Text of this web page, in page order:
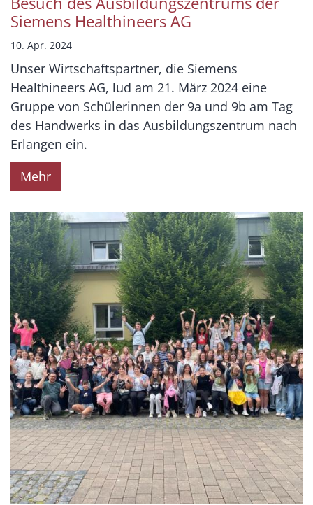
Siemens Healthineers AG
10. Apr. 2024
Unser Wirtschaftspartner, die Siemens
Healthineers AG, lud am 21. März 2024 eine
Gruppe von Schülerinnen der 9a und 9b am Tag
des Handwerks in das Ausbildungszentrum nach
Erlangen ein.
Mehr